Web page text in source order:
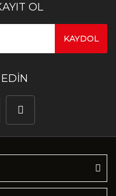
OL
KAYDOL